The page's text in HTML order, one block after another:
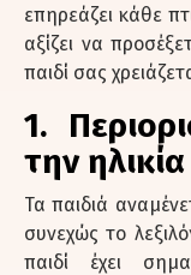
επηρεάζει κάθε
αξίζει να
παιδί σας
1.
την
Τα παιδιά
συνεχώς το
παιδί έχει